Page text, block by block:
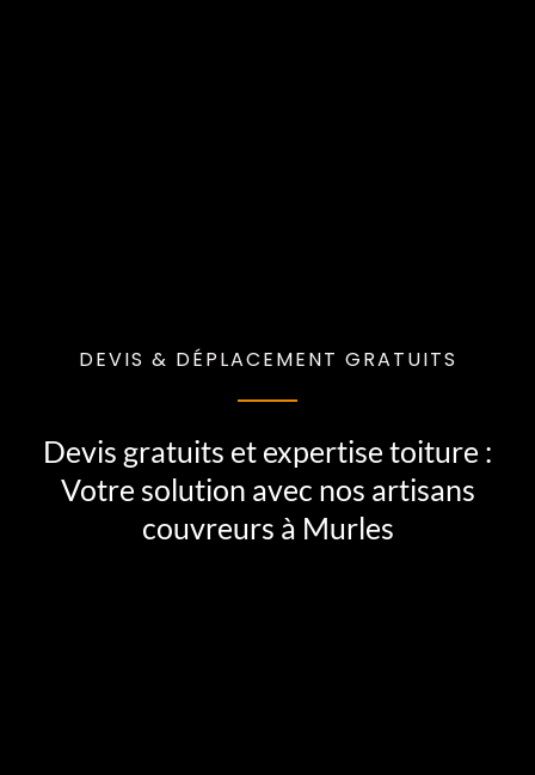
DEVIS & DÉPLACEMENT GRATUITS
Devis gratuits et expertise toiture :
Votre solution avec nos artisans
couvreurs à Murles